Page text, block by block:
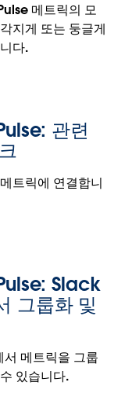
일 홈페이지
이동 중에도 핵
메트릭의 모
지게 또는 둥글게
다.
의 모퉁이
능으로 더 보기
보드 개체 설정
전환할 수 있습
관련
트릭에 연결합니
링크
Slack
그룹화 및
메트릭을 그룹
있습니다.